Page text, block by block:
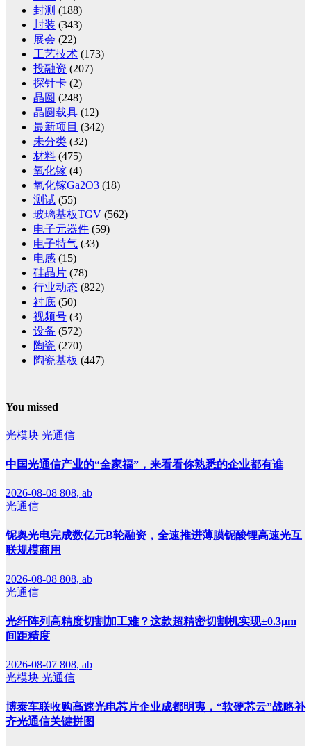
封测 (188)
封装 (343)
展会 (22)
工艺技术 (173)
投融资 (207)
探针卡 (2)
晶圆 (248)
晶圆载具 (12)
最新项目 (342)
未分类 (32)
材料 (475)
氧化镓 (4)
氧化镓Ga2O3 (18)
测试 (55)
玻璃基板TGV (562)
电子元器件 (59)
电子特气 (33)
电感 (15)
硅晶片 (78)
行业动态 (822)
衬底 (50)
视频号 (3)
设备 (572)
陶瓷 (270)
陶瓷基板 (447)
You missed
光模块 光通信
中国光通信产业的“全家福”，来看看你熟悉的企业都有谁
2026-08-08 808, ab
光通信
铌奥光电完成数亿元B轮融资，全速推进薄膜铌酸锂高速光互
联规模商用
2026-08-08 808, ab
光通信
光纤阵列高精度切割加工难？这款超精密切割机实现±0.3μm
间距精度
2026-08-07 808, ab
光模块 光通信
博泰车联收购高速光电芯片企业成都明夷，“软硬芯云”战略补
齐光通信关键拼图